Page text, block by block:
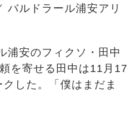
バルドラール浦安アリ
浦安のフィクソ・田中
を寄せる田中は11月17
した。「僕はまだま